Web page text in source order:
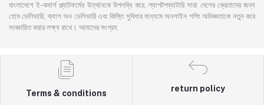
বাংলাদেশে ই-কমার্স প্ল্যাটফর্মের উত্থানকে উপলব্ধি করে, ল্যাপটপব্যাটারি সারা দেশের ক্রেতাদের জন্য
হোম ডেলিভারি, ক্যাশ অন ডেলিভারি এবং কিস্তি সুবিধার মাধ্যমে অনলাইন শপিং অভিজ্ঞতাকে নতুন করে
সংজ্ঞায়িত করার লক্ষ্য রাখে। আমাদের সংগ্রহ
Terms & conditions
return policy